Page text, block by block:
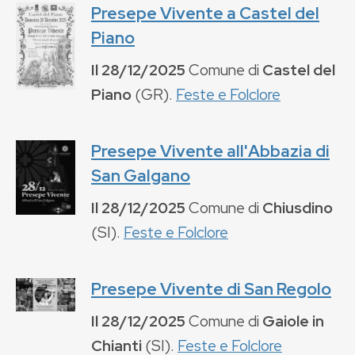
Presepe Vivente a Castel del
Piano
Il28/12/2025Comune di Castel del
Piano(GR). Feste e Folclore
Presepe Vivente all'Abbazia di
San Galgano
Il28/12/2025Comune di Chiusdino
(SI). Feste e Folclore
Presepe Vivente di San Regolo
Il28/12/2025Comune di Gaiole in
Chianti(SI). Feste e Folclore